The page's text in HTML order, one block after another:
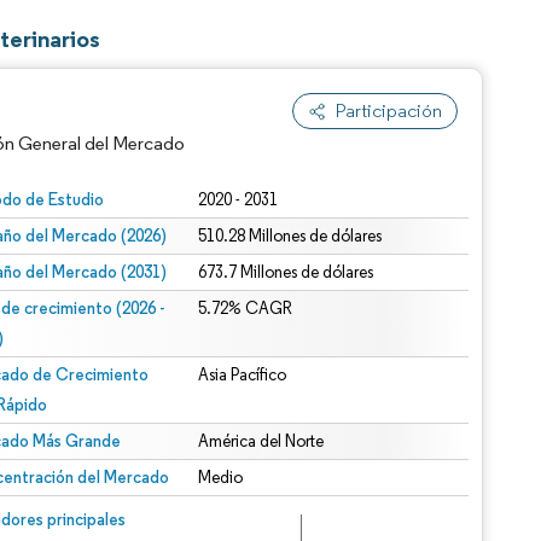
Participación
General del Mercado
de Estudio 2020 - 2031
del Mercado (2026) 510.28 Millones de dólares
del Mercado (2031) 673.7 Millones de dólares
de crecimiento (2026 -
5.72% CAGR
de Crecimiento
Asia Pacífico
Más Grande América del Norte
del Mercado Medio
principales
© Mordor Intelligence. El uso requiere atribución según CC BY 4.0.
CC BY 4.0.